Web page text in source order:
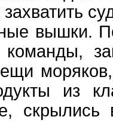
вышки.
команды,
из